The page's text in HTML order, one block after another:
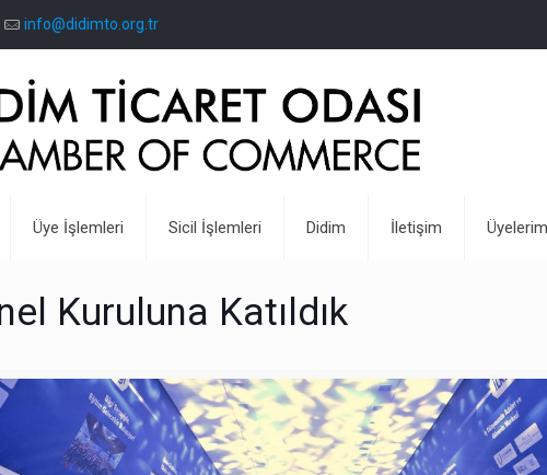
info@didimto.org.tr
Üye İşlemleri Sicil İşlemleri Didim İletişim
Kuruluna Katıldık